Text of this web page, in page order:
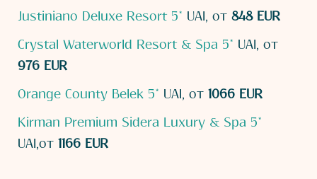
Justiniano Deluxe Resort 5* UAI, от 848 EUR
Crystal Waterworld Resort & Spa 5* UAI, от
976 EUR
Orange County Belek 5* UAI, от 1066 EUR
Kirman Premium Sidera Luxury & Spa 5*
UAI,от 1166 EUR